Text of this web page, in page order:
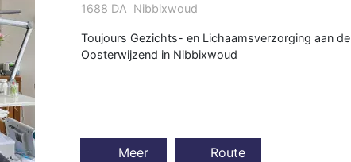
1688 DA Nibbixwoud
Toujours Gezichts- en Lichaamsverzorging aan de
Oosterwijzend in Nibbixwoud
Meer
Route